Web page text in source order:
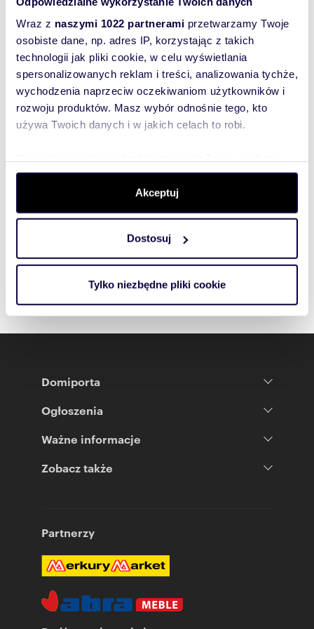
Wraz z naszymi 1022 partnerami przetwarzamy Twoje
osobiste dane, np. adres IP, korzystając z takich
technologii jak pliki cookie, w celu wyświetlania
spersonalizowanych reklam i treści, analizowania tychże,
wychodzenia naprzeciw oczekiwaniom użytkowników i
rozwoju produktów. Masz wybór odnośnie tego, kto
używa Twoich danych i w jakich celach to robi.
dane są przetwarzane oraz ustaw własne preferencje w
. W Deklaracji plików cookie możesz
zmienić lub wycofać swoją zgodę w dowolnej chwili.
Wykorzystujemy pliki cookie do spersonalizowania treści
i reklam, aby oferować funkcje społecznościowe i
korzystasz z naszej witryny, udostępniamy partnerom
Akceptuj
Dostosuj
Tylko niezbędne pliki cookie
Status prawny: działka budowlana, pełna
własność, księga wieczysta
Media: prąd, woda ( w trakcie )
Dojazd: droga asfaltowa i wewnętrzna droga
utwardzona
MPZP / Warunki zabudowy: tak.
Link do google maps:
https://maps.app.goo.gl/U2WLaTWjsRh8xd9J8?
a całkowita:
Lokalizacja: województwo:lubelskiepowiat:
kraśnickigmina: Annopol
miejscowość:Annopol
Domiporta
Ogłoszenia
Ważne informacje
Zobacz także
Partnerzy